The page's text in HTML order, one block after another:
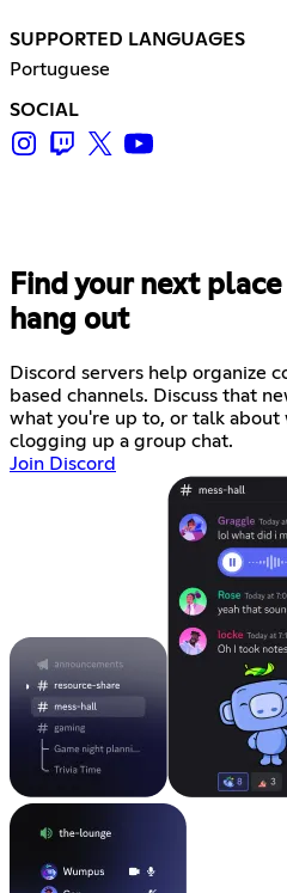
SUPPORTED LANGUAGES
Portuguese
SOCIAL
Find your next
hang out
Discord servers help organize
based channels. Discuss that
what you're up to, or talk
clogging up a group chat.
Join Discord